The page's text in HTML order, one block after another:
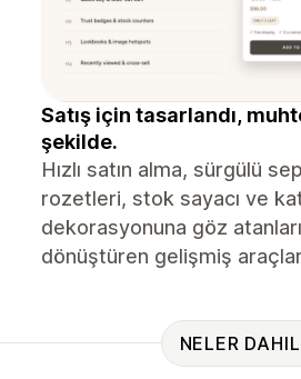
Satış için tasarlandı,
şekilde.
Hızlı satın alma, sürgülü
rozetleri, stok sayacı ve
dekorasyonuna göz atanları
dönüştüren gelişmiş
NELER